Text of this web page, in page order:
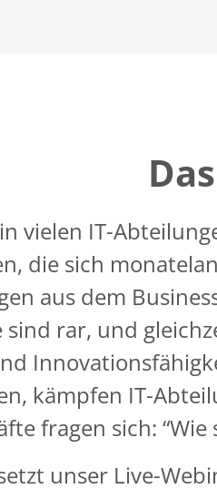
vielen IT-
die sich
aus dem
sind rar, und
kämpfen IT-
fragen sich:
unser Live-